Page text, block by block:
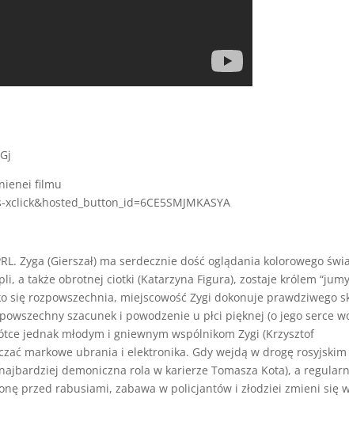
filmu
Zyga (Gierszał) ma serdecznie dość oglądania kolorowego
a także obrotnej ciotki (Katarzyna Figura), zostaje królem
się rozpowszechnia, miejscowość Zygi dokonuje prawdziwego
szacunek i powodzenie u płci pięknej (o jego serce
jednak młodym i gniewnym wspólnikom Zygi (Krzysztof
markowe ubrania i elektronika. Gdy wejdą w drogę rosyjskim
demoniczna rola w karierze Tomasza Kota), a
przed rabusiami, zabawa w policjantów i złodziei zmieni się